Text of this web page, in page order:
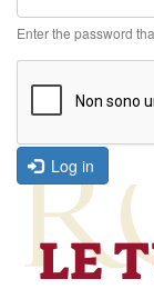
Enter the password
Log in
LE